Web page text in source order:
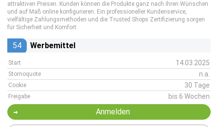
attraktiven Preisen. Kunden können die Produkte ganz nach ihren Wünschen
und auf Maß online konfigurieren. Ein professioneller Kundenservice,
vielfältige Zahlungsmethoden und die Trusted Shops Zertifizierung sorgen
für Sicherheit und Komfort.
54 Werbemittel
Start 14.03.2025
Stornoquote n.a.
Cookie 30 Tage
Freigabe bis 6 Wochen
Anmelden